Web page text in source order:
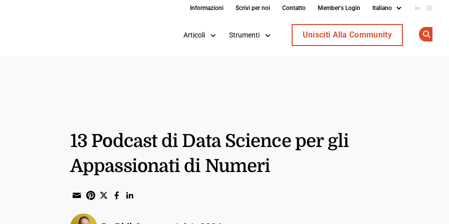
Informazioni Scrivi per noi Contatto Member's Login Add us
Articoli Strumenti Unisciti Alla Community
13 Podcast di Data Science per gli
Appassionati di Numeri
Share through Email
Print this page
Share on Pinterest
Share on Twitter
Share on Facebook